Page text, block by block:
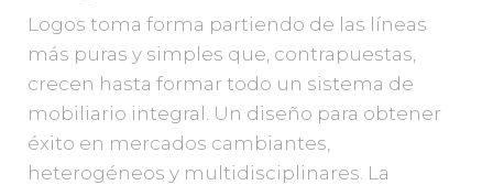
Logos toma forma partiendo de las líneas
más puras y simples que, contrapuestas,
crecen hasta formar todo un sistema de
mobiliario integral. Un diseño para obtener
éxito en mercados cambiantes,
heterogéneos y multidisciplinares. La